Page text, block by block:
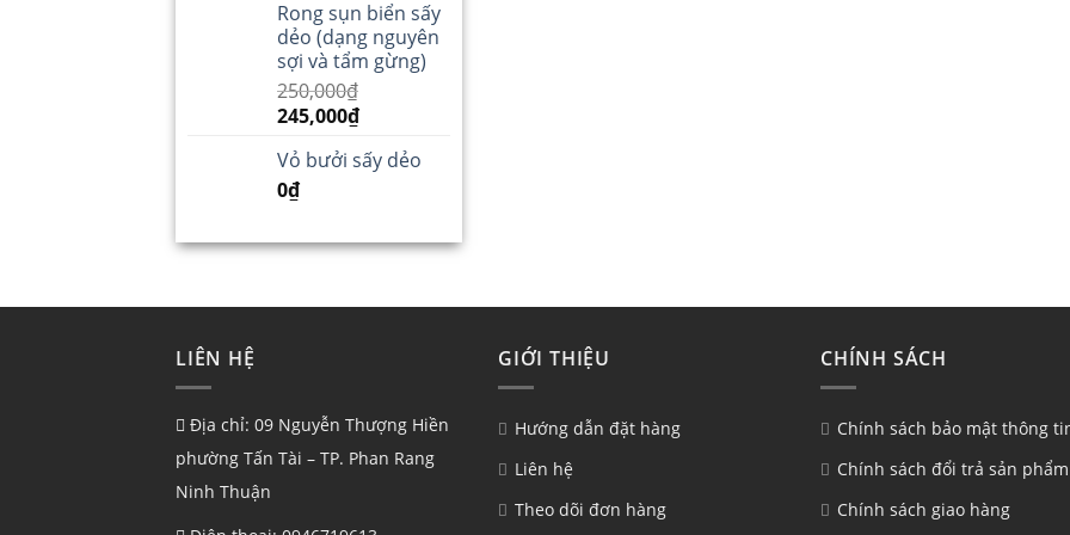
Rong sụn biển sấy
dẻo (dạng nguyên
sợi và tẩm gừng)
250,000₫
245,000₫
Vỏ bưởi sấy dẻo
0₫
LIÊN HỆ
Địa chỉ: 09 Nguyễn Thượng Hiền
phường Tấn Tài – TP. Phan Rang
Ninh Thuận
GIỚI THIỆU
Hướng dẫn đặt hàng
Liên hệ
Theo dõi đơn hàng
CHÍNH SÁCH
Chính sách bảo mật thông
Chính sách đổi trả sản phẩm
Chính sách giao hàng